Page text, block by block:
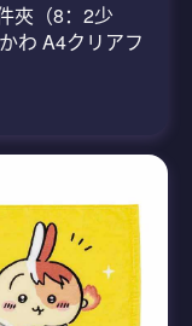
夾（8：2少
わ A4クリアフ